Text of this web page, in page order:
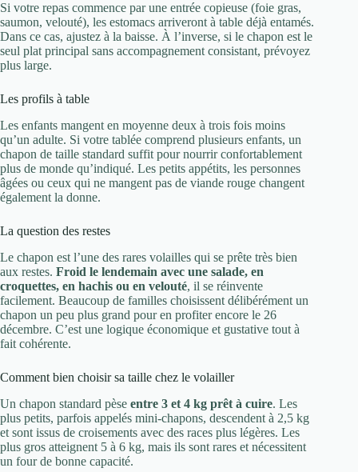
Si votre repas commence par une entrée copieuse (foie gras,
saumon, velouté), les estomacs arriveront à table déjà entamés.
Dans ce cas, ajustez à la baisse. À l’inverse, si le chapon est le
seul plat principal sans accompagnement consistant, prévoyez
plus large.
Les profils à table
Les enfants mangent en moyenne deux à trois fois moins
qu’un adulte. Si votre tablée comprend plusieurs enfants, un
chapon de taille standard suffit pour nourrir confortablement
plus de monde qu’indiqué. Les petits appétits, les personnes
âgées ou ceux qui ne mangent pas de viande rouge changent
également la donne.
La question des restes
Le chapon est l’une des rares volailles qui se prête très bien
aux restes. Froid le lendemain avec une salade, en
croquettes, en hachis ou en velouté, il se réinvente
facilement. Beaucoup de familles choisissent délibérément un
chapon un peu plus grand pour en profiter encore le 26
décembre. C’est une logique économique et gustative tout à
fait cohérente.
Comment bien choisir sa taille chez le volailler
Un chapon standard pèse entre 3 et 4 kg prêt à cuire. Les
plus petits, parfois appelés mini-chapons, descendent à 2,5 kg
et sont issus de croisements avec des races plus légères. Les
plus gros atteignent 5 à 6 kg, mais ils sont rares et nécessitent
un four de bonne capacité.